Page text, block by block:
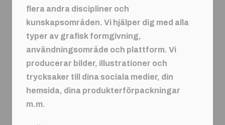
flera andra discipliner och
kunskapsområden. Vi hjälper dig med alla
typer av grafisk formgivning,
användningsområde och plattform. Vi
producerar bilder, illustrationer och
trycksaker till dina sociala medier, din
hemsida, dina produkterförpackningar
m.m.